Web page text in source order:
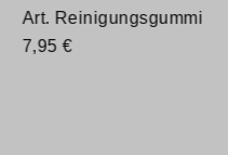
Art. Reinigungsgummi
7,95 €